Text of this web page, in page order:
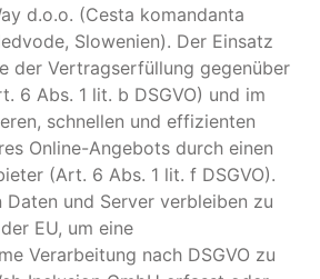
d.o.o. (Cesta komandanta
Slowenien). Der Einsatz
der Vertragserfüllung gegenüber
6 Abs. 1 lit. b DSGVO) und im
schnellen und effizienten
Online-Angebots durch einen
(Art. 6 Abs. 1 lit. f DSGVO).
und Server verbleiben zu
EU, um eine
Verarbeitung nach DSGVO zu